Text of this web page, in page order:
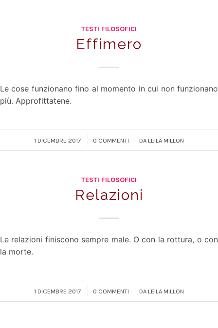
TESTI FILOSOFICI
Effimero
Le cose funzionano fino al momento in cui non funzionano
più. Approfittatene.
1 DICEMBRE 2017
/ 0 COMMENTI
/ DA LEILA MILLON
TESTI FILOSOFICI
Relazioni
Le relazioni finiscono sempre male. O con la rottura, o con
la morte.
1 DICEMBRE 2017
/ 0 COMMENTI
/ DA LEILA MILLON